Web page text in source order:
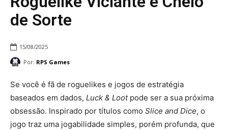
de Sorte
15/08/2025
Por: RPS Games
Se você é fã de roguelikes e jogos de estratégia
baseados em dados, Luck & Lootpode ser a sua próxima
obsessão. Inspirado por títulos como Slice and Dice, o
jogo traz uma jogabilidade simples, porém profunda, que